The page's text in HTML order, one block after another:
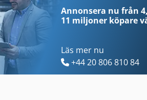
Annonsera nu från
11 miljoner köpare
Läs mer nu
+44 20 806 810 84